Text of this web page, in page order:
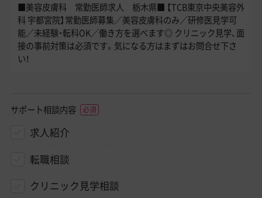
■美容皮膚科 常勤医師求人 栃木県■ 【TCB東京中央美容外
科 宇都宮院】常勤医師募集／美容皮膚科のみ／研修医見学可
能／未経験・転科OK／働き方を選べます◎ クリニック見学、面
接の事前対策は必須です。気になる方はまずはお問合せ下さ
い！
サポート相談内容
求人紹介
転職相談
クリニック見学相談